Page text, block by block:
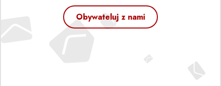
Obywateluj z nami